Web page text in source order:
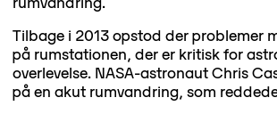
Tilbage i 2013 opstod der problemer
på rumstationen, der er kritisk for
overlevelse. NASA-astronaut Chris
på en akut rumvandring, som